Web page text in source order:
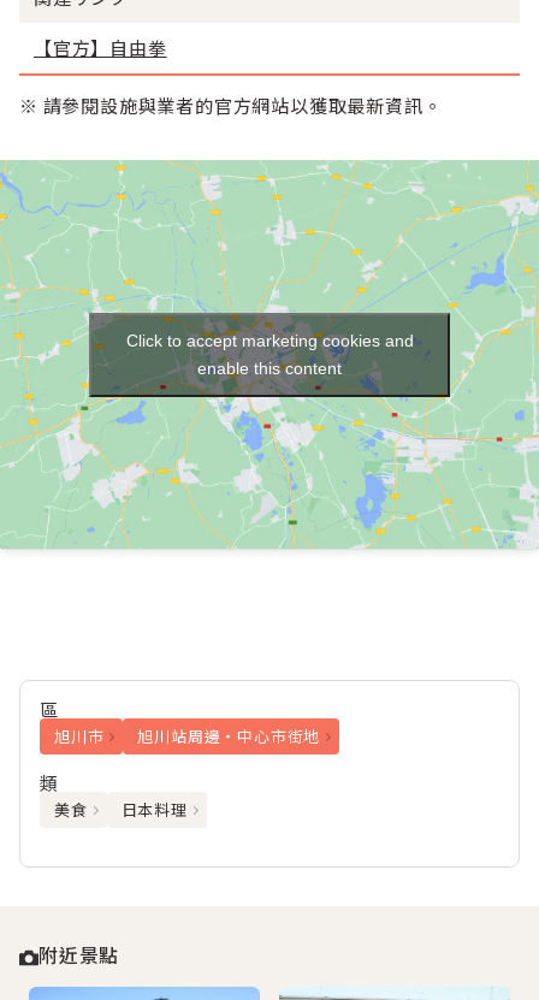
【官方】自由拳
※ 請參閱設施與業者的官方網站以獲取最新資訊。
Click to accept marketing cookies and
enable this content
區
旭川市 旭川站周邊・中心市街地
類
美食 日本料理
附近景點